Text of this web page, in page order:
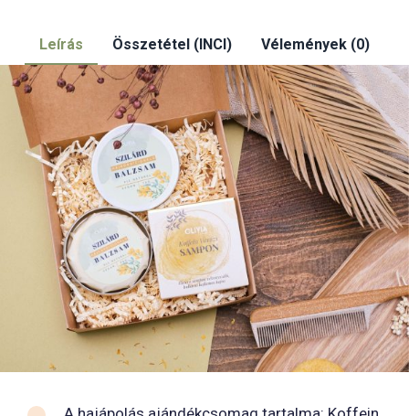
Leírás Összetétel (INCI) Vélemények (0)